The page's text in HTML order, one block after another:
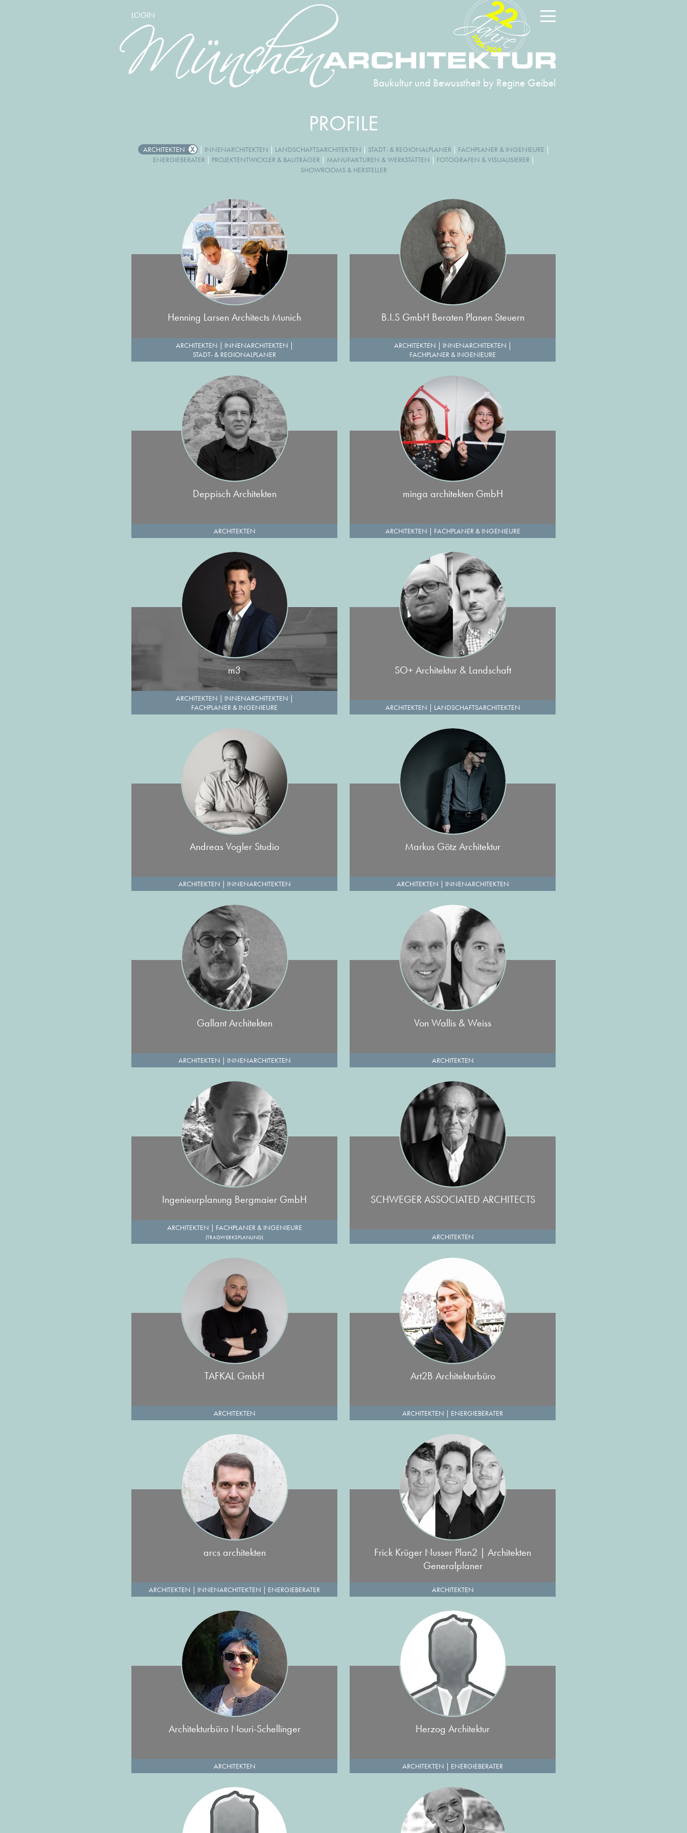
LOGIN
Baukultur und Bewusstheit by Regine Geibel
2004-2026
22
PROFILE
ARCHITEKTEN | INNENARCHITEKTEN | LANDSCHAFTSARCHITEKTEN | STADT- & REGIONALPLANER | FACHPLANER & INGENIEURE |
ENERGIEBERATER | PROJEKTENTWICKLER & BAUTRÄGER | MANUFAKTUREN & WERKSTÄTTEN | FOTOGRAFEN & VISUALISIERER |
SHOWROOMS & HERSTELLER
Henning Larsen Architects Munich
ARCHITEKTEN | INNENARCHITEKTEN |
STADT- & REGIONALPLANER
B.I.S GmbH Beraten Planen Steuern
ARCHITEKTEN | INNENARCHITEKTEN |
FACHPLANER & INGENIEURE
Deppisch Architekten
ARCHITEKTEN
minga architekten GmbH
ARCHITEKTEN | FACHPLANER & INGENIEURE
m3
ARCHITEKTEN | INNENARCHITEKTEN |
FACHPLANER & INGENIEURE
SO+ Architektur & Landschaft
ARCHITEKTEN | LANDSCHAFTSARCHITEKTEN
Andreas Vogler Studio
ARCHITEKTEN | INNENARCHITEKTEN
Markus Götz Architektur
ARCHITEKTEN | INNENARCHITEKTEN
Gallant Architekten
ARCHITEKTEN | INNENARCHITEKTEN
Von Wallis & Weiss
ARCHITEKTEN
Ingenieurplanung Bergmaier GmbH
ARCHITEKTEN | FACHPLANER & INGENIEURE
(TRAGWERKSPLANUNG)
SCHWEGER ASSOCIATED ARCHITECTS
ARCHITEKTEN
TAFKAL GmbH
ARCHITEKTEN
Art2B Architekturbüro
ARCHITEKTEN | ENERGIEBERATER
arcs architekten
ARCHITEKTEN | INNENARCHITEKTEN | ENERGIEBERATER
Frick Krüger Nusser Plan2 | Architekten
Generalplaner
ARCHITEKTEN
Architekturbüro Nouri-Schellinger
ARCHITEKTEN
Herzog Architektur
ARCHITEKTEN | ENERGIEBERATER